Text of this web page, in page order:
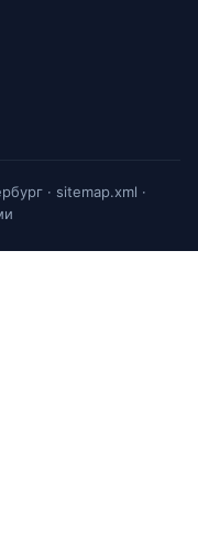
· sitemap.xml ·